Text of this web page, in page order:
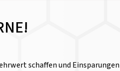
schaffen und Einsparungen